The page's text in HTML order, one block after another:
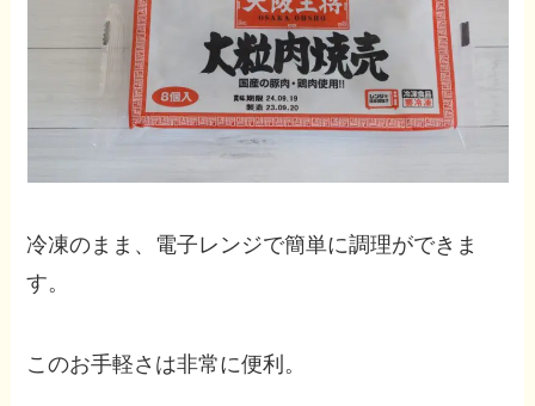
冷凍のまま、電子レンジで簡単に調理ができま
す。
このお手軽さは非常に便利。